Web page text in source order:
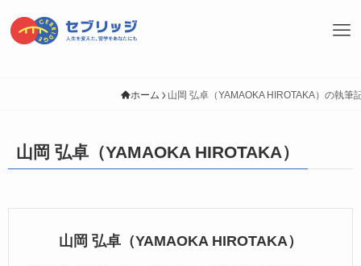
ホーム 山岡 弘卓（YAMAOKA HIROTAKA）の執筆
山岡 弘卓（YAMAOKA HIROTAKA）
山岡 弘卓（YAMAOKA HIROTAKA）